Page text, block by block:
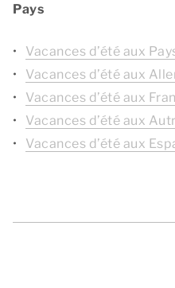
Pays
Vacances d’été aux
Vacances d’été aux
Vacances d’été aux
Vacances d’été aux
Vacances d’été aux